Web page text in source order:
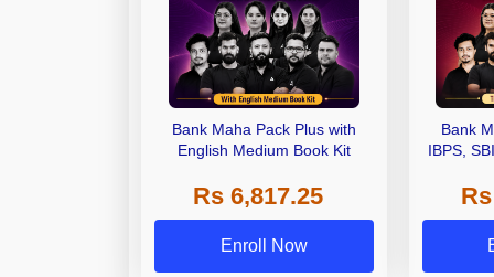
Bank Maha Pack Plus with
English Medium Book Kit
Rs 6,817.25
Enroll Now
Bank
IBPS,
Other